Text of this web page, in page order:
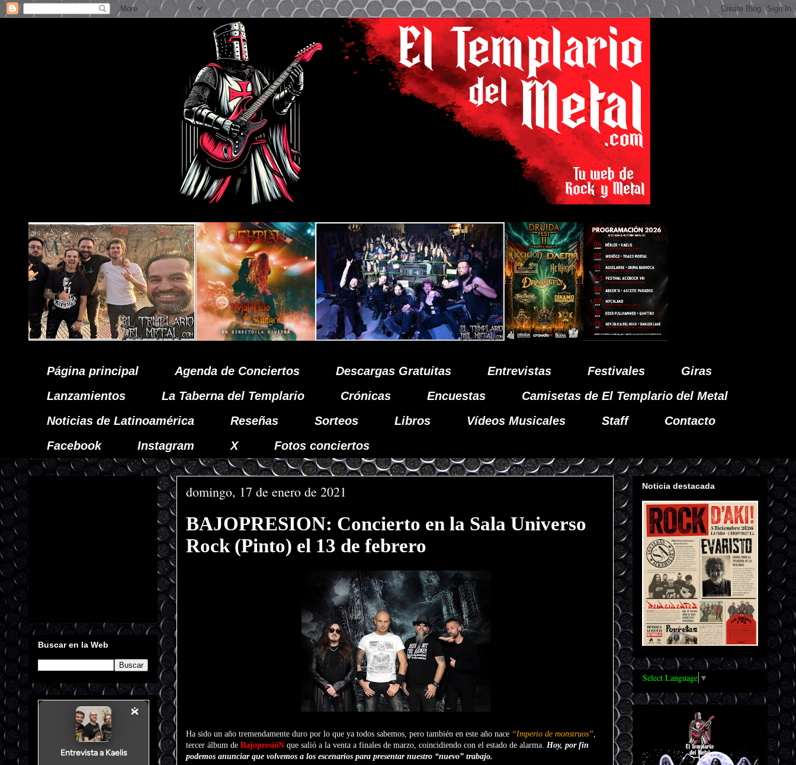
Página principal Agenda de Conciertos Descargas Gratuitas Entrevistas Festivales
Giras
Lanzamientos
La Taberna del Templario Crónicas Encuestas
Camisetas de El Templario del Metal
Noticias de Latinoamérica
Reseñas Sorteos Libros Vídeos Musicales Staff
Contacto
Facebook
Instagram X Fotos conciertos
domingo, 17 de enero de 2021
BAJOPRESION: Concierto en la Sala Universo
Rock (Pinto) el 13 de febrero
Ha sido un año tremendamente duro por lo que ya todos sabemos, pero también en este año nace “Imperio de monstruos”,
tercer álbum de BajopresióN que salió a la venta a finales de marzo, coincidiendo con el estado de alarma. Hoy, por fin
podemos anunciar que volvemos a los escenarios para presentar nuestro “nuevo” trabajo.
Buscar en la Web
Noticia destacada
Select Language ▼